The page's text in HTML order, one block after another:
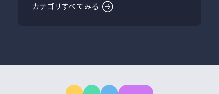
カテゴリすべてみる